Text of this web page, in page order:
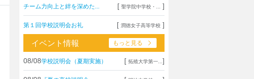
チーム力向上と絆を深めた... [ 聖学院中学校・... ]
第１回学校説明会お礼 [ 潤徳女子高等学校 ]
イベント情報 もっと見る
08/08学校説明会（夏期実施） [ 拓殖大学第一... ]